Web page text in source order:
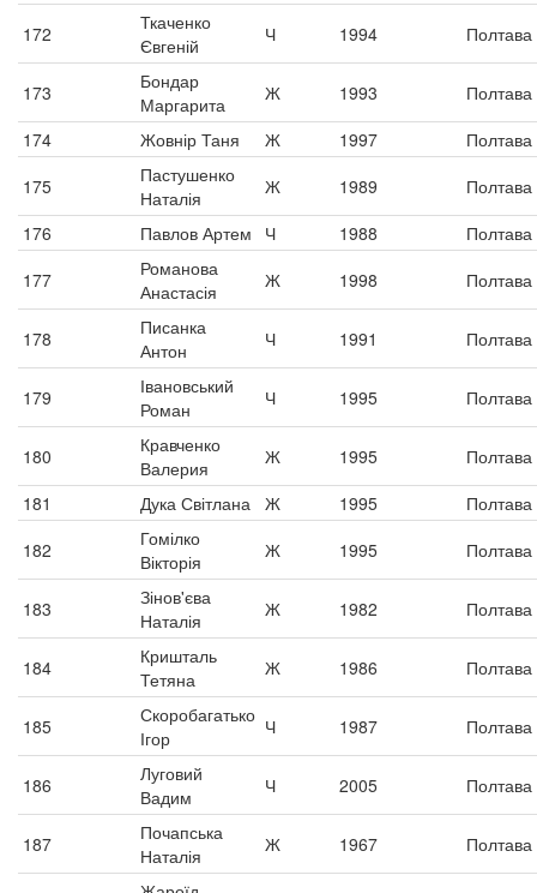
172
Ткаченко
Євгеній
Ч 1994 Полтава
173
Бондар
Маргарита
Ж 1993
Полтава
174
Жовнір Таня Ж 1997
Полтава
175
Пастушенко
Наталія
Ж 1989
Полтава
176
Павлов Артем Ч 1988
Полтава
177
Романова
Анастасія
Ж 1998 Полтава
178
Писанка
Антон
Ч 1991 Полтава
179
Івановський
Роман
Ч 1995 Полтава
180
Кравченко
Валерия
Ж 1995
Полтава
181
Дука Світлана Ж 1995
Полтава
182
Гомілко
Вікторія
Ж 1995 Полтава
183
Зінов'єва
Наталія
Ж 1982 Полтава
184
Кришталь
Тетяна
Ж 1986 Полтава
185
Скоробагатько
Ігор
Ч 1987 Полтава
186
Луговий
Вадим
Ч 2005 Полтава
187
Почапська
Наталія
Ж 1967 Полтава